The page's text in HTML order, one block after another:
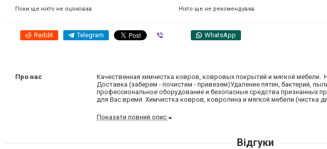
Поки ще ніхто не оцінював Ніхто ще не рекомендував
Reddit Telegram WhatsApp
Про нас
Качественная химчистка ковров, ковровых покрытий и мягкой мебели.
Доставка (заберем - почистим - привезем)Удаление пятен, бактерий,
профессиональное оборудование и безопасные средства признанных
для Вас время. Химчистка ковров, ковролина и мягкой мебели (чистка
Показати повний опис
Відгуки